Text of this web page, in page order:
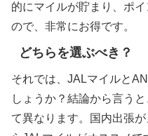
的にマイルが貯まり、ポ
ので、非常にお得です。
どちらを選ぶべき？
それでは、JALマイルと
しょうか？結論から言う
て異なります。国内出張